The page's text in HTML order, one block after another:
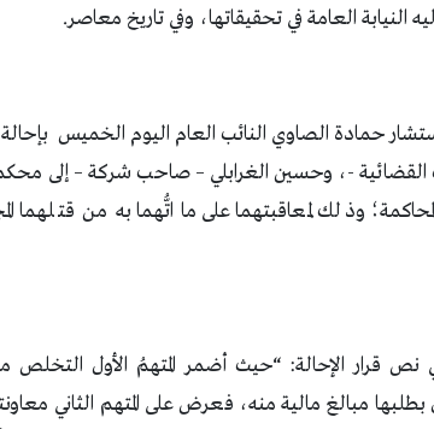
النيابة العامة في تحقيقاتها، وفي تاريخ معاصر.
حمادة الصاوي النائب العام اليوم الخميس
القضائية -، وحسين الغرابلي – صاحب شركة – إلى
وذلك لمعاقبتهما على ما اتُّهما به من
نص قرار الإحالة: “حيث أضمر المتهمُ الأول التخلص
بطلبها مبالغ مالية منه، فعرض على المتهم الثاني